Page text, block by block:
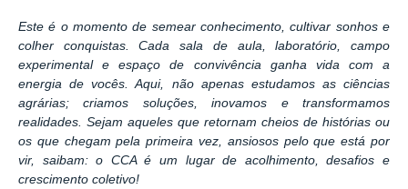
Este é o momento de semear conhecimento, cultivar sonhos e
colher conquistas. Cada sala de aula, laboratório, campo
experimental e espaço de convivência ganha vida com a
energia de vocês. Aqui, não apenas estudamos as ciências
agrárias; criamos soluções, inovamos e transformamos
realidades. Sejam aqueles que retornam cheios de histórias ou
os que chegam pela primeira vez, ansiosos pelo que está por
vir, saibam: o CCA é um lugar de acolhimento, desafios e
crescimento coletivo!